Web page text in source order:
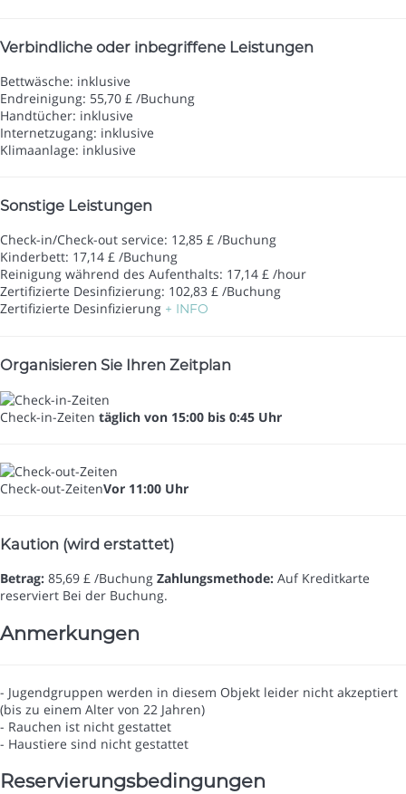
Verbindliche oder inbegriffene Leistungen
Bettwäsche: inklusive
Endreinigung: 55,70 £ /Buchung
Handtücher: inklusive
Internetzugang: inklusive
Klimaanlage: inklusive
Sonstige Leistungen
Check-in/Check-out service: 12,85 £ /Buchung
Kinderbett: 17,14 £ /Buchung
Reinigung während des Aufenthalts: 17,14 £ /hour
Zertifizierte Desinfizierung: 102,83 £ /Buchung
Zertifizierte Desinfizierung + INFO
Organisieren Sie Ihren Zeitplan
Check-in-Zeiten täglich von 15:00 bis 0:45 Uhr
Check-out-ZeitenVor 11:00 Uhr
Kaution (wird erstattet)
Betrag: 85,69 £ /Buchung Zahlungsmethode: Auf Kreditkarte
reserviert Bei der Buchung.
Anmerkungen
- Jugendgruppen werden in diesem Objekt leider nicht akzeptiert
(bis zu einem Alter von 22 Jahren)
- Rauchen ist nicht gestattet
- Haustiere sind nicht gestattet
Reservierungsbedingungen